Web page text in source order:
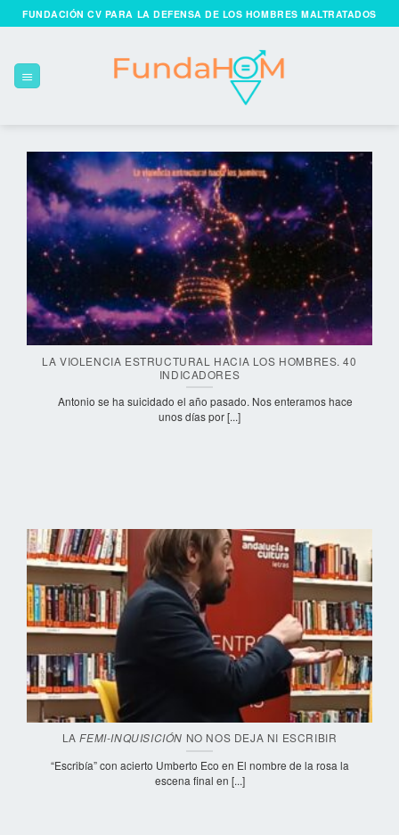
Skip
to
FUNDACIÓN CV PARA LA DEFENSA DE LOS HOMBRES MALTRATADOS
LA VIOLENCIA ESTRUCTURAL HACIA LOS HOMBRES. 40
INDICADORES
Antonio se ha suicidado el año pasado. Nos enteramos hace
unos días por [...]
LAFEMI-INQUISICIÓN NO NOS DEJA NI ESCRIBIR
“Escribía” con acierto Umberto Eco en El nombre de la rosa la
escena final en [...]